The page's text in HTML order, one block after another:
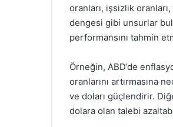
oranları, işsizlik
dengesi gibi unsurlar
performansını tahmin
Örneğin, ABD’de
oranlarını artırmasına
ve doları güçlendirir.
dolara olan talebi